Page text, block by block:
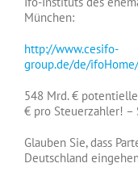
München:
http://www.cesifo-
group.de/de/
548 Mrd. €
€ pro Steuerzahler! –
Glauben Sie, dass
Deutschland